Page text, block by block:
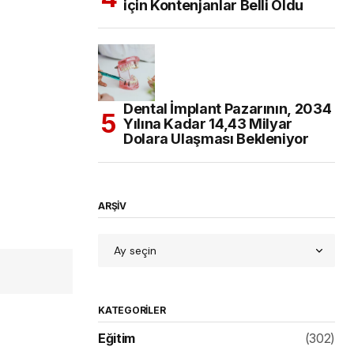
için Kontenjanlar Belli Oldu
Dental İmplant Pazarının, 2034
Yılına Kadar 14,43 Milyar
Dolara Ulaşması Bekleniyor
ARŞİV
KATEGORILER
Eğitim
(302)